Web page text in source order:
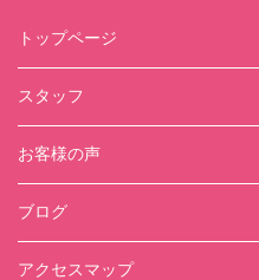
トップページ
スタッフ
お客様の声
ブログ
アクセスマップ